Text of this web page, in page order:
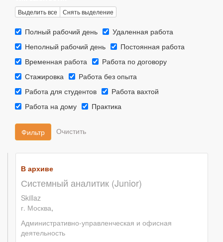
Выделить все Снять выделение
Тип
Полный рабочий день
Тип
занятости::
Удаленная работа
Тип
Неполный рабочий день
Тип
Постоянная работа
Тип
Временная работа
Тип
Работа по договору
Тип
Стажировка
Тип
занятости::
Работа без опыта
Тип
Работа для студентов
Тип
Работа вахтой
Тип
Работа на дому
Тип
Практика
Фильтр
В архиве
Системный аналитик (Junior)
Skillaz
г. Москва,
Административно-управленческая и офисная
деятельность